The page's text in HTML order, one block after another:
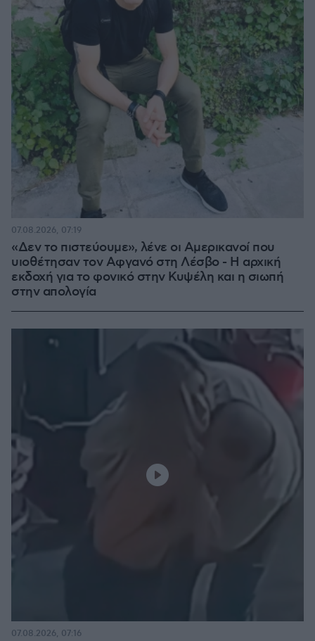
«Δεν το πιστεύουμε», λένε οι Αμερικανοί που
υιοθέτησαν τον Αφγανό στη Λέσβο - Η αρχική
εκδοχή για το φονικό στην Κυψέλη και η σιωπή
στην απολογία
07.08.2026, 07:19
07.08.2026, 07:16